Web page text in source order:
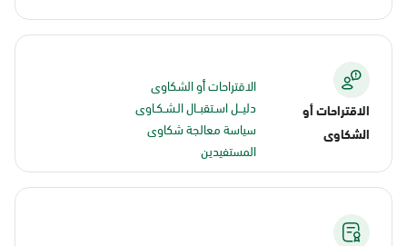
الاقتراحات أو
الشكاوى
الاقتراحات أو الشكاوى
دليــل اسـتقبــال الـشـكـاوى
سياسة معالجة شكاوى
المستفيدين